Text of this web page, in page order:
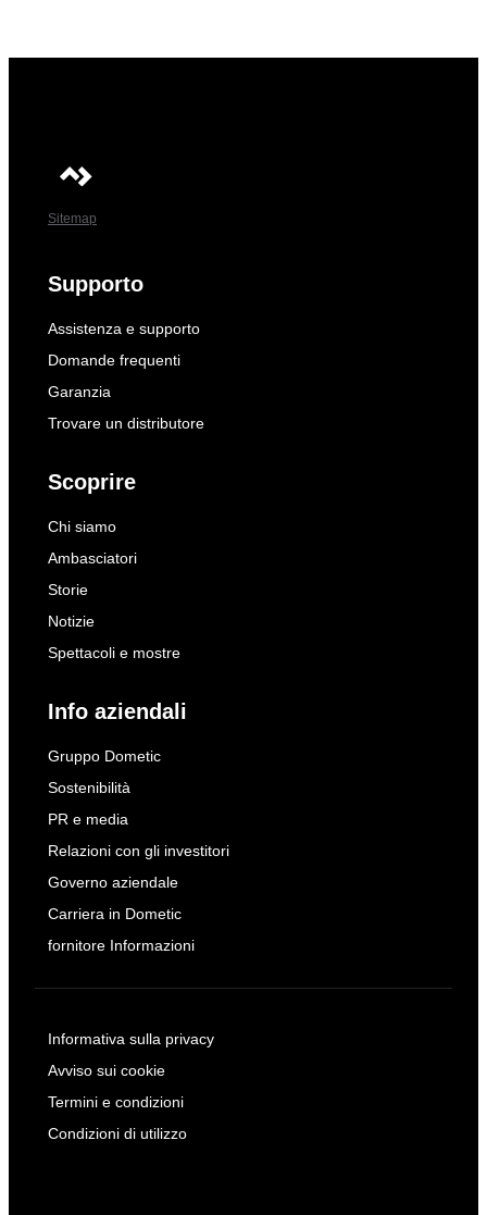
Sitemap
Supporto
Assistenza e supporto
Domande frequenti
Garanzia
Trovare un distributore
Scoprire
Chi siamo
Ambasciatori
Storie
Notizie
Spettacoli e mostre
Info aziendali
Gruppo Dometic
Sostenibilità
PR e media
Relazioni con gli investitori
Governo aziendale
Carriera in Dometic
fornitore Informazioni
Informativa sulla privacy
Avviso sui cookie
Termini e condizioni
Condizioni di utilizzo